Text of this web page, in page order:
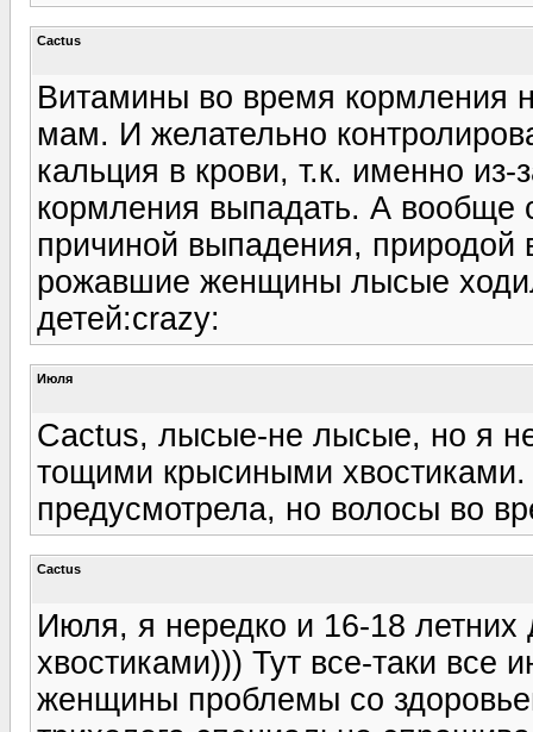
Cactus
Витамины во время кормления
мам. И желательно
кальция в крови, т.к. именно
кормления выпадать. А вообще
причиной выпадения, природой
рожавшие женщины лысые
детей:crazy:
Июля
Cactus, лысые-не лысые, но я
тощими крысиными хвостиками.
предусмотрела, но волосы во
Cactus
Июля, я нередко и 16-18
хвостиками))) Тут все-таки все
женщины проблемы со